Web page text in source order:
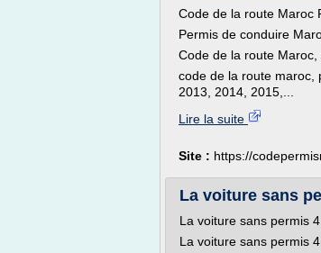
Code de la route Maroc
Permis de conduire
Code de la route
code de la route maroc,
2013, 2014, 2015,...
Lire la suite
Site : https://
La voiture sans
La voiture sans permis
La voiture sans permis